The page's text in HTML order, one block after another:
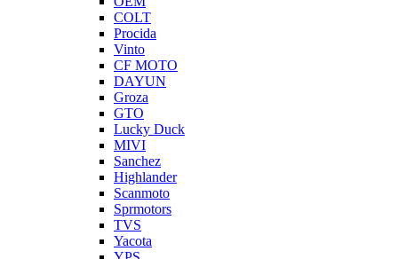
COLT
Procida
Vinto
CF MOTO
DAYUN
Groza
GTO
Lucky Duck
MIVI
Sanchez
Highlander
Scanmoto
Sprmotors
TVS
Yacota